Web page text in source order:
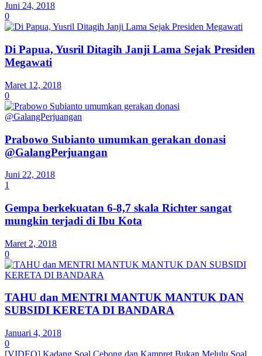
Juni 24, 2018
0
Di Papua, Yusril Ditagih Janji Lama Sejak Presiden
Megawati
Maret 12, 2018
0
Prabowo Subianto umumkan gerakan donasi
@GalangPerjuangan
Juni 22, 2018
1
Gempa berkekuatan 6-8,7 skala Richter sangat
mungkin terjadi di Ibu Kota
Maret 2, 2018
0
TAHU dan MENTRI MANTUK MANTUK DAN
SUBSIDI KERETA DI BANDARA
Januari 4, 2018
0
[VIDEO] Kadang Soal Cebong dan Kampret Bukan Melulu Soal